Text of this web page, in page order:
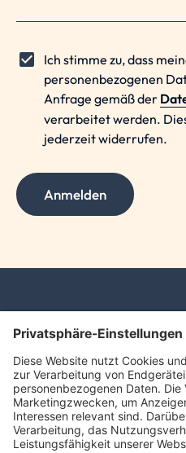
Ich stimme zu, dass
personenbezogenen
Anfrage gemäß der
verarbeitet werden.
jederzeit widerrufen.
Anmelden
SchwarzPartners
Rudolf-Breitscheid-Straße
90762 Fürth
info@schwarzpartners.de